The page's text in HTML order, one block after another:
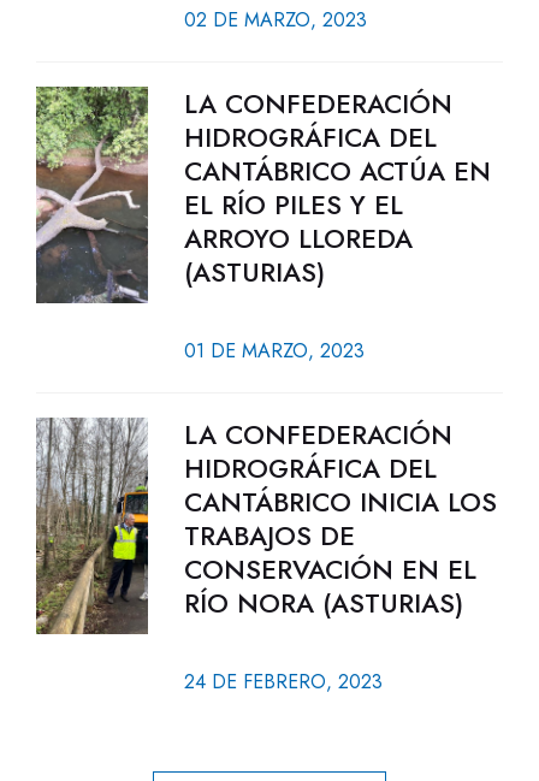
02 DE MARZO, 2023
LA CONFEDERACIÓN
HIDROGRÁFICA DEL
CANTÁBRICO ACTÚA EN
EL RÍO PILES Y EL
ARROYO LLOREDA
(ASTURIAS)
01 DE MARZO, 2023
LA CONFEDERACIÓN
HIDROGRÁFICA DEL
CANTÁBRICO INICIA LOS
TRABAJOS DE
CONSERVACIÓN EN EL
RÍO NORA (ASTURIAS)
24 DE FEBRERO, 2023